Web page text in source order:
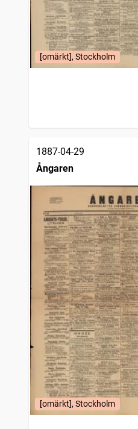
[omärkt], Stockholm
1887-04-29
Ångaren
[omärkt], Stockholm